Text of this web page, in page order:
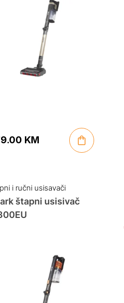
KM
i ručni usisavači
štapni usisivač